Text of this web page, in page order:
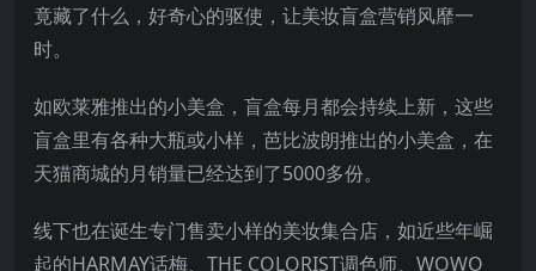
竟藏了什么，好奇心的驱使，让美妆盲盒营销风靡一
时。
如欧莱雅推出的小美盒，盲盒每月都会持续上新，这些
盲盒里有各种大瓶或小样，芭比波朗推出的小美盒，在
天猫商城的月销量已经达到了5000多份。
线下也在诞生专门售卖小样的美妆集合店，如近些年崛
起的HARMAY话梅、THE COLORIST调色师、WOWO